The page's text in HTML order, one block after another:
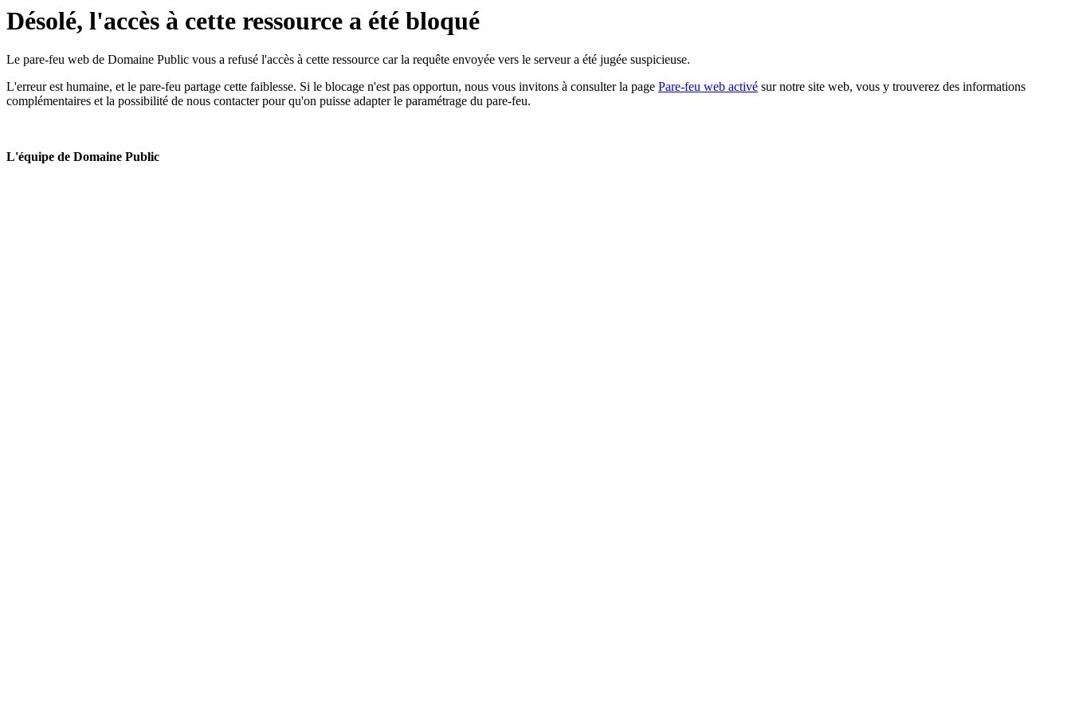
Désolé, l'accès à cette ressource a été bloqué
Le pare-feu web de Domaine Public vous a refusé l'accès à cette ressource car la requête envoyée vers le serveur a été jugée suspicieuse.
L'erreur est humaine, et le pare-feu partage cette faiblesse. Si le blocage n'est pas opportun, nous vous invitons à consulter la page Pare-feu web activé sur notre site web, vous y trouverez des informations
complémentaires et la possibilité de nous contacter pour qu'on puisse adapter le paramétrage du pare-feu.
L'équipe de Domaine Public